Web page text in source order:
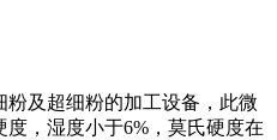
粉及超细粉的加工设备，此微
，湿度小于6%，莫氏硬度在